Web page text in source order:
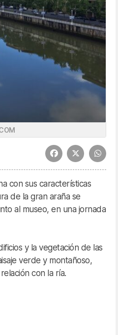
con sus características
de la gran araña se
al museo, en una jornada
y la vegetación de las
verde y montañoso,
con la ría.